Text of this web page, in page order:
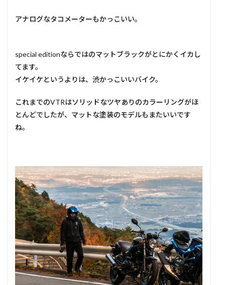
アナログなタコメーターもかっこいい。
special editionならではのマットブラックがとにかくイカし
てます。
イケイケというよりは、渋かっこいいバイク。
これまでのVTRはソリッドなツヤありのカラーリングがほ
とんどでしたが、マットな塗装のモデルもまたいいです
ね。